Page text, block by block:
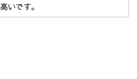
いです。